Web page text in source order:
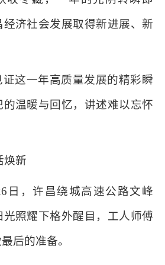
济社会发展取得新进展、新
这一年高质量发展的精彩瞬
温暖与回忆，讲述难以忘怀
焕新
日，许昌绕城高速公路文峰
照耀下格外醒目，工人师傅
后的准备。